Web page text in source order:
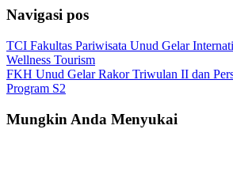
Navigasi pos
TCI Fakultas Pariwisata Unud Gelar
Wellness Tourism
FKH Unud Gelar Rakor Triwulan II dan
Program S2
Mungkin Anda Menyukai